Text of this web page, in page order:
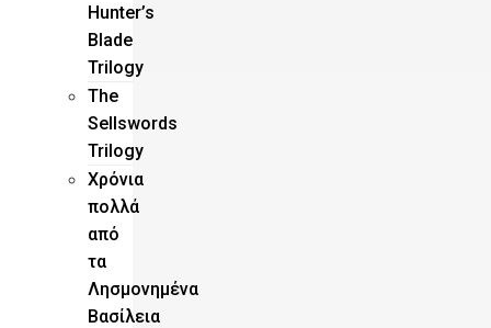
Hunter’s
Blade
Trilogy
Τhe
Sellswords
Trilogy
Χρόνια
πολλά
από
τα
Λησμονημένα
Βασίλεια